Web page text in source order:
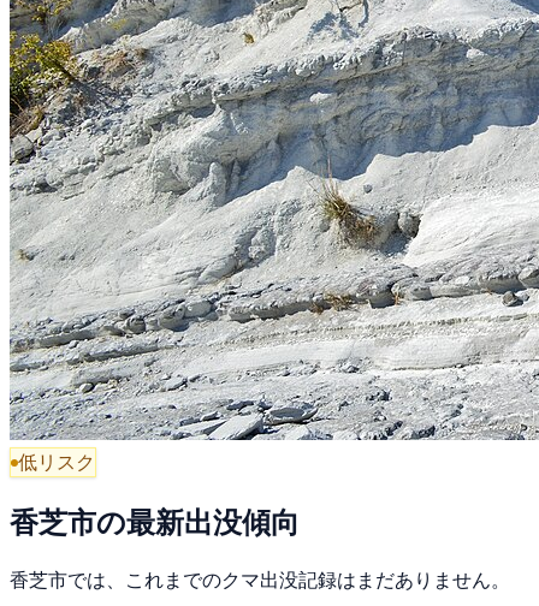
低リスク
香芝市の最新出没傾向
香芝市では、これまでのクマ出没記録はまだありません。